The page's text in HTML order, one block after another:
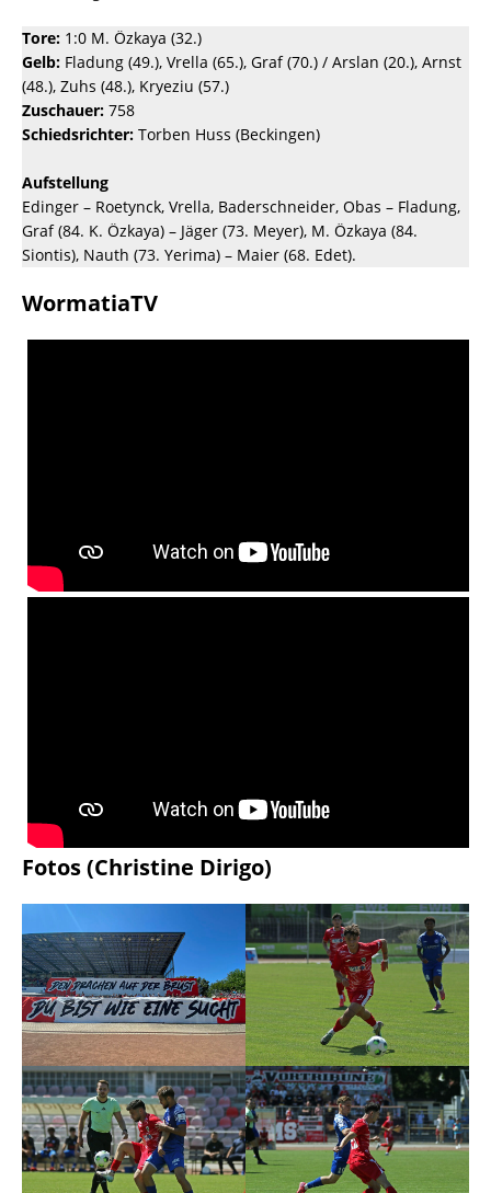
Tore: 1:0 M. Özkaya (32.)
Gelb: Fladung (49.), Vrella (65.), Graf (70.) / Arslan (20.), Arnst
(48.), Zuhs (48.), Kryeziu (57.)
Zuschauer: 758
Schiedsrichter: Torben Huss (Beckingen)
Aufstellung
Edinger – Roetynck, Vrella, Baderschneider, Obas – Fladung,
Graf (84. K. Özkaya) – Jäger (73. Meyer), M. Özkaya (84.
Siontis), Nauth (73. Yerima) – Maier (68. Edet).
WormatiaTV
Fotos (Christine Dirigo)